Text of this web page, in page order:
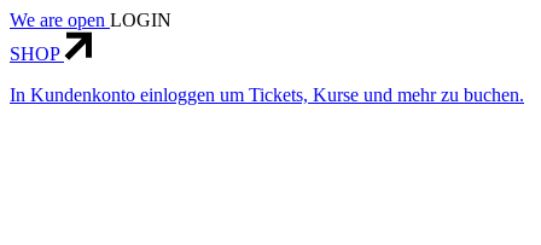
We are open LOGIN
SHOP
In Kundenkonto einloggen um Tickets, Kurse und mehr zu buchen.